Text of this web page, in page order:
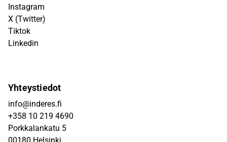
Instagram
X (Twitter)
Tiktok
Linkedin
Yhteystiedot
info@inderes.fi
+358 10 219 4690
Porkkalankatu 5